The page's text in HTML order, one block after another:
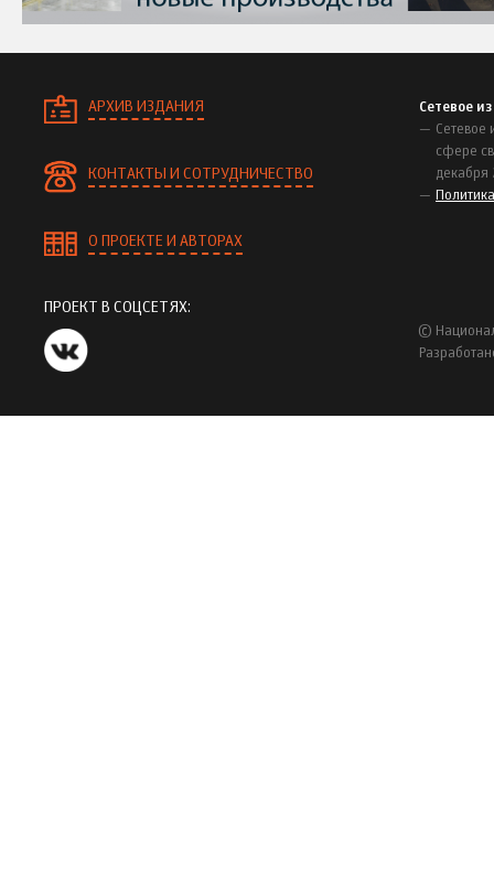
АРХИВ ИЗДАНИЯ
КОНТАКТЫ И СОТРУДНИЧЕСТВО
О ПРОЕКТЕ И АВТОРАХ
Сетевое
Сетевое
сфере
декабря
ПРОЕКТ В СОЦСЕТЯХ:
©